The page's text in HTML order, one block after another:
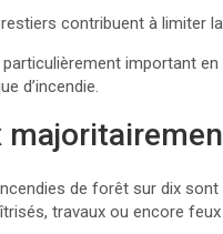
contribuent à limiter
important
d’incendie.
de forêt sur dix
travaux ou encore feux